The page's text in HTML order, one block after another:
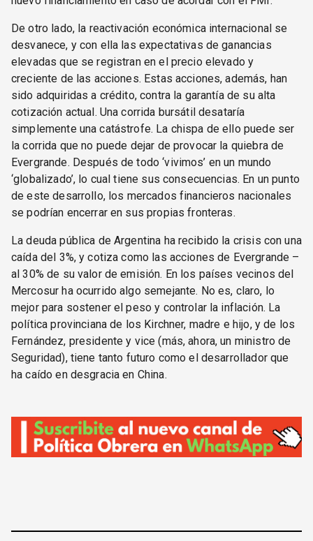
De otro lado, la reactivación económica internacional se
desvanece, y con ella las expectativas de ganancias
elevadas que se registran en el precio elevado y
creciente de las acciones. Estas acciones, además, han
sido adquiridas a crédito, contra la garantía de su alta
cotización actual. Una corrida bursátil desataría
simplemente una catástrofe. La chispa de ello puede ser
la corrida que no puede dejar de provocar la quiebra de
Evergrande. Después de todo ‘vivimos’ en un mundo
‘globalizado’, lo cual tiene sus consecuencias. En un punto
de este desarrollo, los mercados financieros nacionales
se podrían encerrar en sus propias fronteras.
La deuda pública de Argentina ha recibido la crisis con una
caída del 3%, y cotiza como las acciones de Evergrande –
al 30% de su valor de emisión. En los países vecinos del
Mercosur ha ocurrido algo semejante. No es, claro, lo
mejor para sostener el peso y controlar la inflación. La
política provinciana de los Kirchner, madre e hijo, y de los
Fernández, presidente y vice (más, ahora, un ministro de
Seguridad), tiene tanto futuro como el desarrollador que
ha caído en desgracia en China.